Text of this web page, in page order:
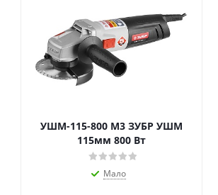
УШМ-115-800 М3 ЗУБР УШМ
115мм 800 Вт
Мало